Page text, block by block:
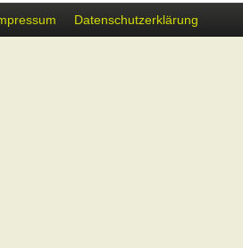
Datenschutzerklärung